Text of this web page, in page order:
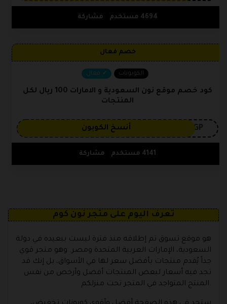
4694 مستخدم مشاركة
خصم فعال
الكوبونات فعال
كود خصم موقع نون السعودية و الامارات 100 ريال لكل
المنتجات
3GP أنسخ الكوبون
4141 مستخدم مشاركة
تعرف اليوم على متجر نون كوم
هو موقع تسوق تم إطلاقه منذ فترة ليست ببعيده في دولة
السعودية، الإمارات العربية المتحدة ومصر. وهو متجر قوي
جداً يُقدم منتجات بأفضل سعر لها في الأسواق، بل إنك قد
تجد فيه أسعار لبعض المنتجات أفضل وأرخص من نفس
المنتج المتواجد في المتجر تحت منزلكم.